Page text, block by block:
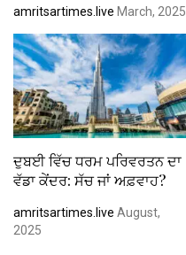
amritsartimes.live March, 2025
ਦੁਬਈ ਵਿੱਚ ਧਰਮ ਪਰਿਵਰਤਨ ਦਾ
ਵੱਡਾ ਕੇਂਦਰ: ਸੱਚ ਜਾਂ ਅਫ਼ਵਾਹ?
amritsartimes.live August,
2025